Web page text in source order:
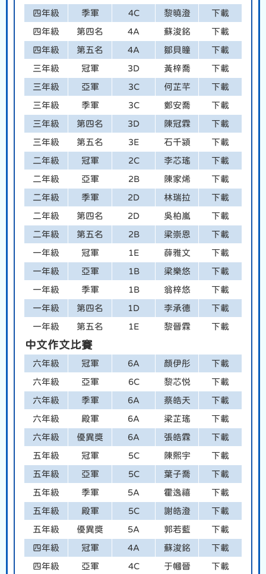
四年級 季軍 4C 黎曉澄 下載
四年級 第四名 4A 蘇浚銘 下載
四年級 第五名 4A 鄒貝瞳 下載
三年級 冠軍 3D 黃梓喬 下載
三年級 亞軍 3C 何芷芊 下載
三年級 季軍 3C 鄭安喬 下載
三年級 第四名 3D 陳冠霖 下載
三年級 第五名 3E 石千潁 下載
二年級 冠軍 2C 李芯瑤 下載
二年級 亞軍 2B 陳家烯 下載
二年級 季軍 2D 林瑞拉 下載
二年級 第四名 2D 吳柏嵐 下載
二年級 第五名 2B 梁崇恩 下載
一年級 冠軍 1E 薛雅文 下載
一年級 亞軍 1B 梁樂悠 下載
一年級 季軍 1B 翁梓悠 下載
一年級 第四名 1D 李承德 下載
一年級 第五名 1E 黎晉霖 下載
中文作文比賽
六年級 冠軍 6A 顏伊彤 下載
六年級 亞軍 6C 黎芯悦 下載
六年級 季軍 6A 蔡皓天 下載
六年級 殿軍 6A 梁芷瑤 下載
六年級 優異獎 6A 張皓霖 下載
五年級 冠軍 5C 陳熙宇 下載
五年級 亞軍 5C 葉子喬 下載
五年級 季軍 5A 霍逸禧 下載
五年級 殿軍 5C 謝皓澄 下載
五年級 優異獎 5A 郭若藍 下載
四年級 冠軍 4A 蘇浚銘 下載
四年級 亞軍 4C 于幗晉 下載